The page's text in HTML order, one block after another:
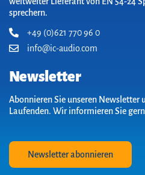
sprechern.
+49 (0)621 770 96 0
info@ic-audio.com
Newsletter
Abonnieren Sie unseren Newsletter
Laufenden. Wir informieren Sie
Newsletter abonnieren